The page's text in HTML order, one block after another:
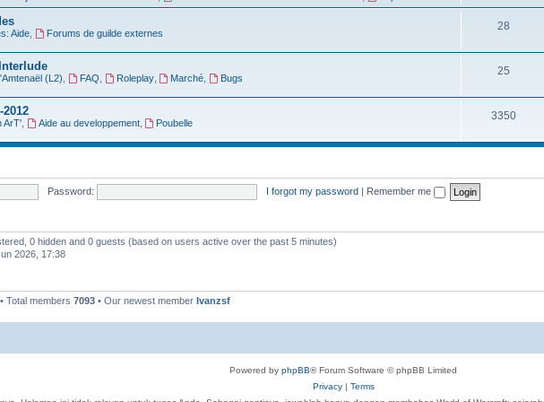
Aide, Forums de guilde externes
28
(L2) FAQ Roleplay, Marché Bugs
25
ArT', Aide au developpement, Poubelle
3350
Password: I forgot my password | Remember me
0 hidden and 0 guests (based on users active over the past 5 minutes)
2026, 17:38
• Total members 7093 • Our newest member Ivanzsf
Powered by phpBB® Forum Software © phpBB Limited
Privacy| Terms